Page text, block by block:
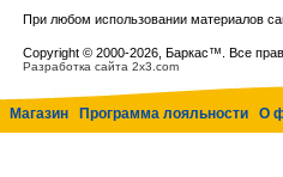
При любом использовании материалов
Copyright © 2000-2026, Баркас™. Все
Разработка сайта 2x3.com
Магазин Программа лояльности О